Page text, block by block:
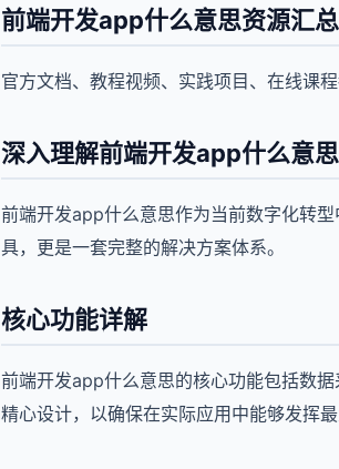
前端开发app什么意思资源汇总
官方文档、教程视频、实践项目、在线课程
深入理解前端开发app什么意思
前端开发app什么意思作为当前数字化转
具，更是一套完整的解决方案体系。
核心功能详解
前端开发app什么意思的核心功能包括数
精心设计，以确保在实际应用中能够发挥最